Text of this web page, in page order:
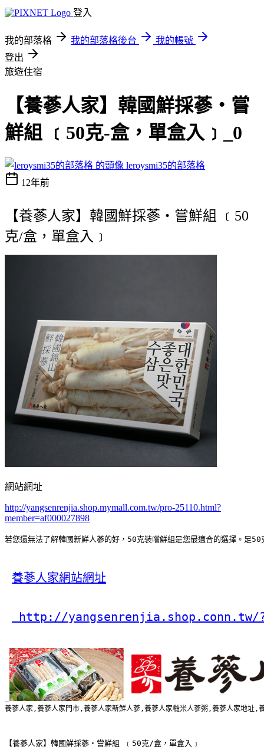
登入
我的部落格 我的部落格後台
我的帳號
登出
旅遊住宿
【養蔘人家】韓國鮮採蔘‧嘗
鮮組 ﹝50克-盒，單盒入﹞_0
leroysmi35的部落格
12年前
【養蔘人家】韓國鮮採蔘‧嘗鮮組 ﹝50
克/盒，單盒入﹞
網站網址
http://yangsenrenjia.shop.mymall.com.tw/pro-25110.html?
member=af000027898
若您還無法了解韓國新鮮人蔘的好，50克裝嚐鮮組是您最適合的選擇。
養蔘人家網站網址
http://yangsenrenjia.shop.conn.tw/
養蔘人家,養蔘人家門市,養蔘人家新鮮人蔘,養蔘人家糙米人蔘粥,養蔘人家地址,
【養蔘人家】韓國鮮採蔘‧嘗鮮組 ﹝50克/盒，單盒入﹞